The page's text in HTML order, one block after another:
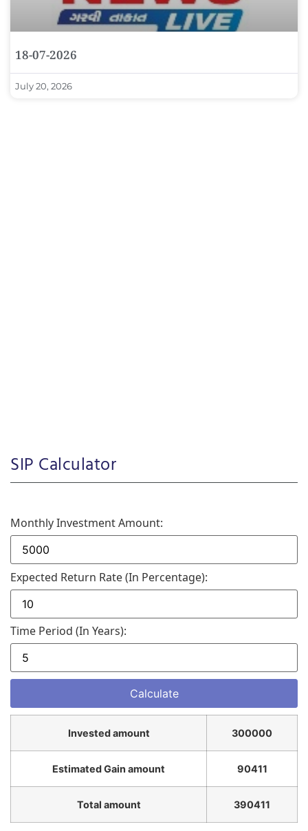
18-07-2026
July 20, 2026
SIP Calculator
Monthly Investment Amount:
Expected Return Rate (in Percentage):
Time Period (in Years):
Invested amount 300000
Estimated Gain amount 90411
Total amount 390411